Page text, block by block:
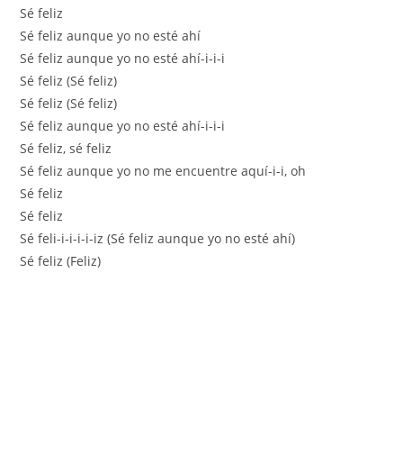
Sé feliz
Sé feliz aunque yo no esté ahí
Sé feliz aunque yo no esté ahí-i-i-i
Sé feliz (Sé feliz)
Sé feliz (Sé feliz)
Sé feliz aunque yo no esté ahí-i-i-i
Sé feliz, sé feliz
Sé feliz aunque yo no me encuentre aquí-i-i, oh
Sé feliz
Sé feliz
Sé feli-i-i-i-i-iz (Sé feliz aunque yo no esté ahí)
Sé feliz (Feliz)